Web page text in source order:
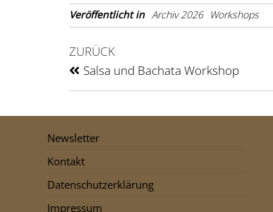
Veröffentlicht in Archiv 2026 Workshops
ZURÜCK
Salsa und Bachata Workshop
Newsletter
Kontakt
Datenschutzerklärung
Impressum